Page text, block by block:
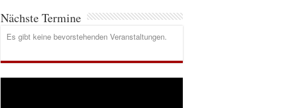
Nächste Termine
Es gibt keine bevorstehenden Veranstaltungen.